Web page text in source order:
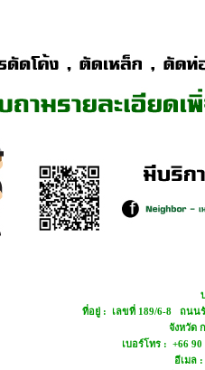
ที่อยู่ : เลขที่ 189/6-8 ถนน
จังหวัด
เบอร์โทร : +66
อีเมล :